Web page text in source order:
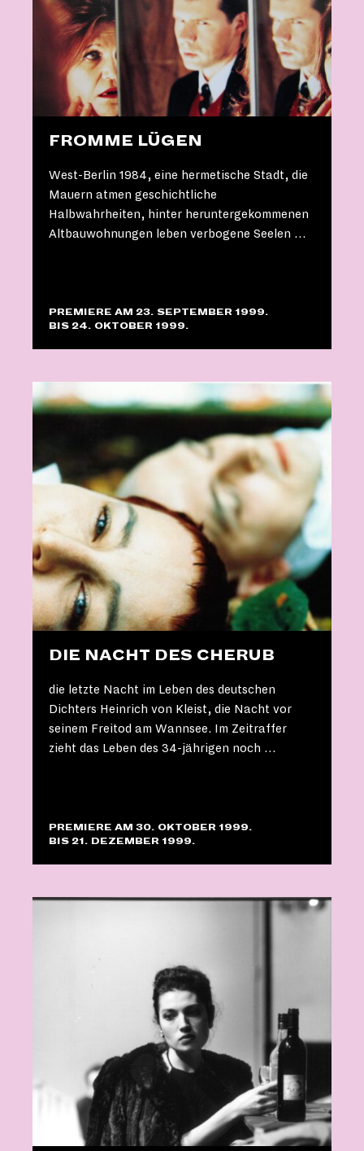
FROMME LÜGEN
West-Berlin 1984, eine hermetische Stadt, die
Mauern atmen geschichtliche
Halbwahrheiten, hinter heruntergekommenen
Altbauwohnungen leben verbogene Seelen …
PREMIERE AM 23. SEPTEMBER 1999.
BIS 24. OKTOBER 1999.
DIE NACHT DES CHERUB
die letzte Nacht im Leben des deutschen
Dichters Heinrich von Kleist, die Nacht vor
seinem Freitod am Wannsee. Im Zeitraffer
zieht das Leben des 34-jährigen noch …
PREMIERE AM 30. OKTOBER 1999.
BIS 21. DEZEMBER 1999.